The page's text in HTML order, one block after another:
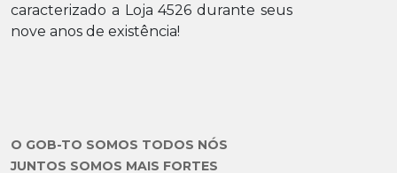
caracterizado a Loja 4526 durante seus
nove anos de existência!
O GOB-TO SOMOS TODOS NÓS
JUNTOS SOMOS MAIS FORTES